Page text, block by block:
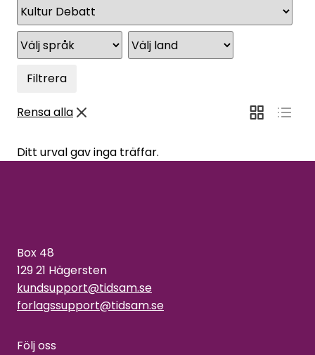
Filtrera
Rensa alla
Ditt urval gav inga träffar.
Box 48
129 21 Hägersten
kundsupport@tidsam.se
forlagssupport@tidsam.se
Följ oss